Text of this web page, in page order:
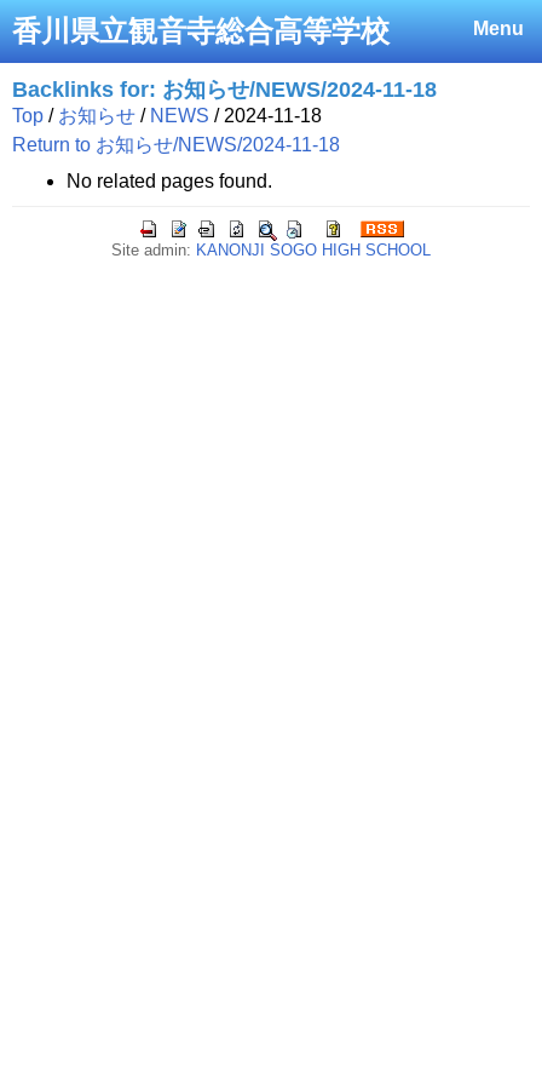
Menu
香川県立観音寺総合高等学校
Backlinks for: お知らせ/NEWS/2024-11-18
Top / お知らせ / NEWS / 2024-11-18
Return to お知らせ/NEWS/2024-11-18
No related pages found.
Site admin: KANONJI SOGO HIGH SCHOOL